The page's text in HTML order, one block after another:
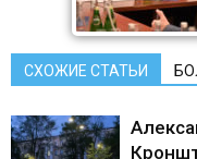
СХОЖИЕ СТАТЬИ